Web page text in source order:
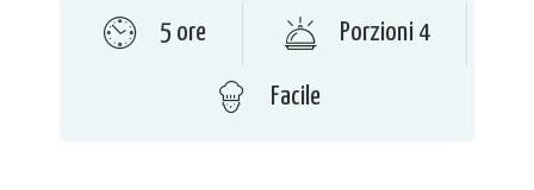
5 ore Porzioni 4
Facile